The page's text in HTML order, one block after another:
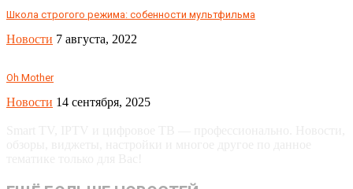
Школа строгого режима: собенности мультфильма
Новости 7 августа, 2022
Oh Mother
Новости 14 сентября, 2025